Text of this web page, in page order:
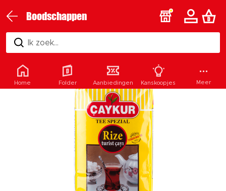
Boodschappen
Ik zoek...
Home Folder Aanbiedingen Kanskoopjes Meer